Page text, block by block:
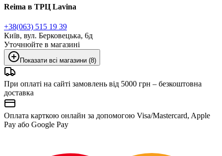
Reima в ТРЦ Lavina
+38(063) 515 19 39
Київ, вул. Берковецька, 6д
Уточнюйте в магазині
Показати всі магазини (8)
При оплаті на сайті замовлень від 5000 грн – безкоштовна
доставка
Оплата карткою онлайн за допомогою Visa/Mastercard, Apple
Pay або Google Pay